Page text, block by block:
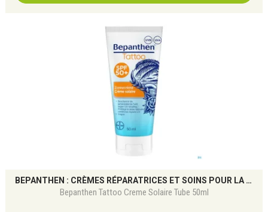
BEPANTHEN : CRÈMES RÉPARATRICES ET SOINS POUR LA PEAU IRRITÉE
Bepanthen Tattoo Creme Solaire Tube 50ml